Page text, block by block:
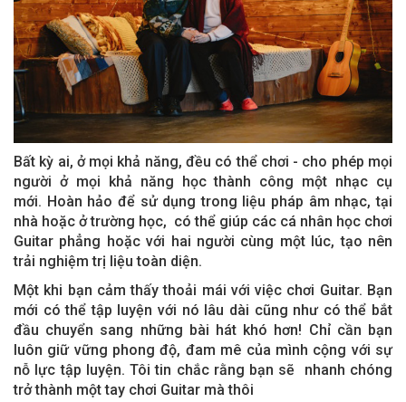
Bất kỳ ai, ở mọi khả năng, đều có thể chơi - cho phép mọi
người ở mọi khả năng học thành công một nhạc cụ
mới. Hoàn hảo để sử dụng trong liệu pháp âm nhạc, tại
nhà hoặc ở trường học, có thể giúp các cá nhân học chơi
Guitar phẳng hoặc với hai người cùng một lúc, tạo nên
trải nghiệm trị liệu toàn diện.
Một khi bạn cảm thấy thoải mái với việc chơi Guitar. Bạn
mới có thể tập luyện với nó lâu dài cũng như có thể bắt
đầu chuyển sang những bài hát khó hơn! Chỉ cần bạn
luôn giữ vững phong độ, đam mê của mình cộng với sự
nỗ lực tập luyện. Tôi tin chắc rằng bạn sẽ nhanh chóng
trở thành một tay chơi Guitar mà thôi